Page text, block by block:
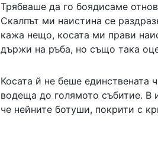
Трябваше да го боядисаме
Скалпът ми наистина се
кажа нещо, косата ми прави
държи на ръба, но също така
Косата й не беше единствената
водеща до голямото събитие. В
че нейните ботуши, покрити с